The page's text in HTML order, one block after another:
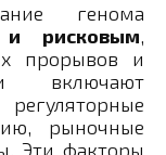
генома
и рисковым,
прорывов и
включают
рыночные
Эти факторы